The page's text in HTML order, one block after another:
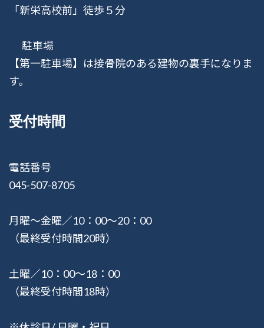
「新栄高校前」徒歩５分
駐車場
【第一駐車場】は接骨院のある建物の裏手になりま
す。
受付時間
電話番号
045-507-8705
月曜〜金曜／10：00〜20：00
（最終受付時間20時）
土曜／10：00〜18：00
（最終受付時間18時）